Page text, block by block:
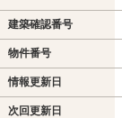
建築確認番号
物件番号
情報更新日
次回更新日